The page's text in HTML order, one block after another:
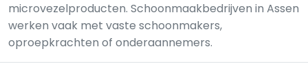
microvezelproducten. Schoonmaakbedrijven in Assen
werken vaak met vaste schoonmakers,
oproepkrachten of onderaannemers.